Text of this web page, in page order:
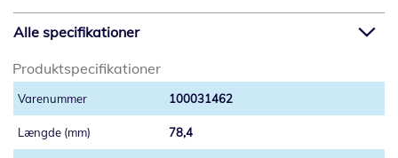
Alle specifikationer
Produktspecifikationer
100031462
78,4